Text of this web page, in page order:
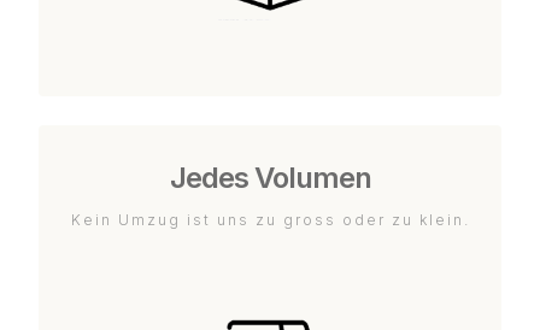
Jedes Volumen
Kein Umzug ist uns zu gross oder zu klein.